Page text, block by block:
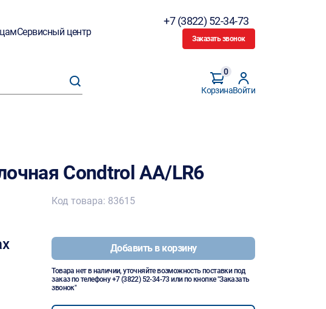
Сервисный центр
+7 (3822) 52-34-73
Заказать звонок
Корзина
0
Войти
Condtrol AA/LR6
Код товара: 83615
Добавить в корзину
Товара нет в наличии, уточняйте возможность поставки под
заказ по телефону+7 (3822) 52-34-73 или по кнопке "Заказать
звонок"